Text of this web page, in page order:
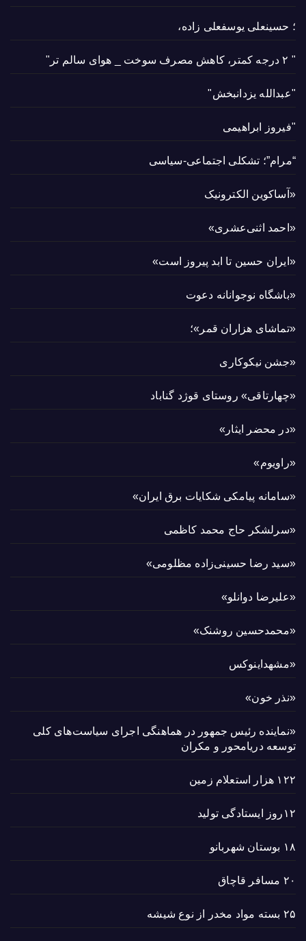
؛ حسینعلی یوسفعلی زاده،
" ۲ درجه کمتر، کاهش مصرف سوخت _ هوای سالم تر"
"عبدالله یزدانبخش"
"فیروز ابراهیمی
“مرام”؛ تشکلی اجتماعی-سیاسی
«آساکوین الکترونیک
«احمد اثنی‌عشری»
«ایران حسین تا ابد پیروز است»
«باشگاه نوجوانانه دعوت
«تماشای هزاران قمر»؛
«جشن نیکوکاری
«چهارتاقی» روستای قوژد گناباد
«در محضر ایثار»
«راویوم»
«سامانه پیامکی شکایات برق ایران»
«سرلشکر حاج محمد کاظمی
«سید رضا حسینی‌زاده مظلومی»
«علیرضا دوانلو»
«محمدحسین روشنک»
«مشهداینوکس
«نذر خون»
«نماینده رئیس جمهور در هماهنگی اجرای سیاست‌های کلی
توسعه دریامحور و مکران
۱۲۲ هزار استعلام زمین
۱۲روز ایستادگی تولید
۱۸ بوستان شهربانو
۲۰ مسافر قاچاق
۲۵ بسته مواد مخدر از نوع شیشه